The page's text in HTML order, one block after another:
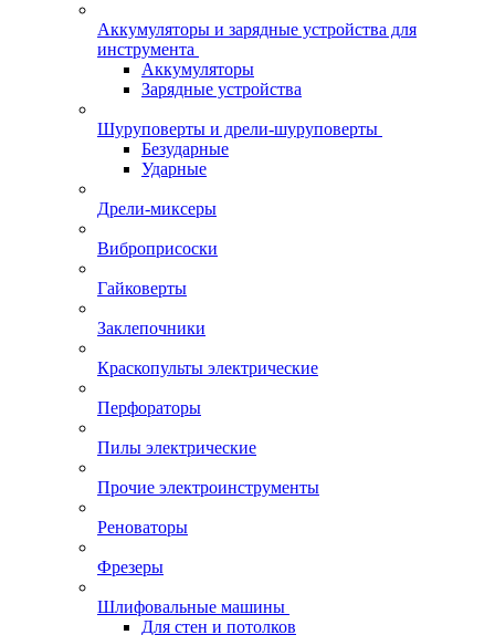
Аккумуляторы и зарядные устройства для
инструмента
Аккумуляторы
Зарядные устройства
Шуруповерты и дрели-шуруповерты
Безударные
Ударные
Дрели-миксеры
Виброприсоски
Гайковерты
Заклепочники
Краскопульты электрические
Перфораторы
Пилы электрические
Прочие электроинструменты
Реноваторы
Фрезеры
Шлифовальные машины
Для стен и потолков